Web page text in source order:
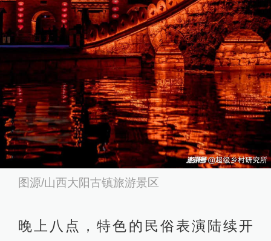
图源/山西大阳古镇旅游景区
晚上八点，特色的民俗表演陆续开